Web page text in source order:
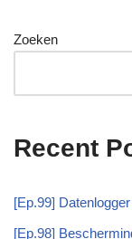
Zoeken
Recent
[Ep.99]
[Ep.98]